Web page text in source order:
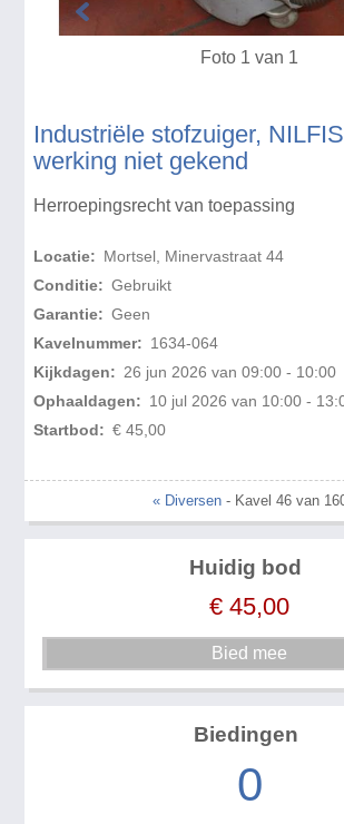
Industriële stofzuiger,
werking niet gekend
Herroepingsrecht van toepassing
Locatie: Mortsel, Minervastraat 44
Conditie: Gebruikt
Garantie: Geen
Kavelnummer: 1634-064
Kijkdagen: 26 jun 2026 van 09:00 - 10:00
Ophaaldagen: 10 jul 2026 van 10:00 -
Startbod: € 45,00
Foto 1 van 1
« Diversen- Kavel 46 van
Huidig bod
€ 45,00
Biedingen
0